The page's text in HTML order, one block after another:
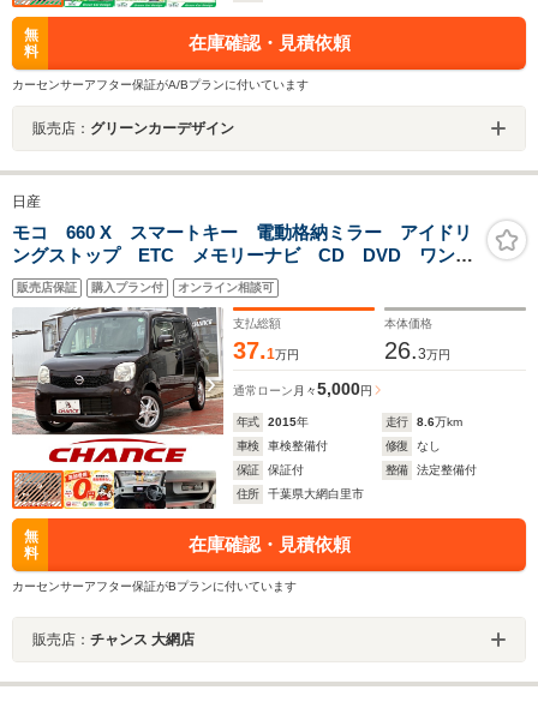
無
料
在庫確認・見積依頼
カーセンサーアフター保証がA/Bプランに付いています
販売店： グリーンカーデザイン
日産
モコ 660 X スマートキー 電動格納ミラー アイドリ
ングストップ ETC メモリーナビ CD DVD ワンセ
グTV Bluetooth ベンチシート 社外ドライブレコーダ
ー 社外アルミホイール
販売店保証 購入プラン付 オンライン相談可
支払総額
37.1万円
本体価格
26.3万円
通常ローン 月々5,000円
年式 2015年 走行 8.6万km
車検
車検整備付 修復
なし
保証
保証付 整備
法定整備付
住所
千葉県大網白里市
無
料
在庫確認・見積依頼
カーセンサーアフター保証がBプランに付いています
販売店： チャンス 大網店